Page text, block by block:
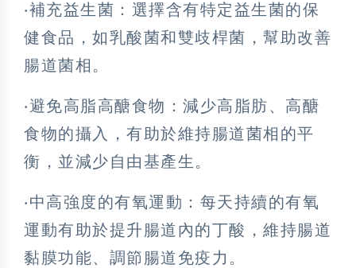
‧補充益生菌：選擇含有特定益生菌的保
健食品，如乳酸菌和雙歧桿菌，幫助改善
腸道菌相。
‧避免高脂高醣食物：減少高脂肪、高醣
食物的攝入，有助於維持腸道菌相的平
衡，並減少自由基產生。
‧中高強度的有氧運動：每天持續的有氧
運動有助於提升腸道內的丁酸，維持腸道
黏膜功能、調節腸道免疫力。